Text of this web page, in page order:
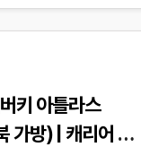
키 아틀라스
가방) | 캐리어 장